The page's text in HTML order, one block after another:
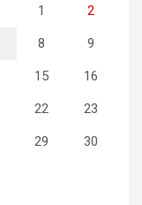
1 2
8 9
15 16
22 23
29 30